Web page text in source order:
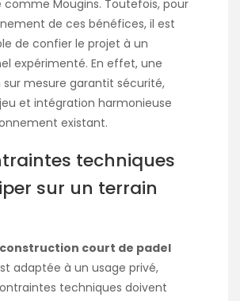
Mougins. Toutefois, pour
de ces bénéfices, il est
de confier le projet à un
expérimenté. En effet, une
mesure garantit sécurité,
et intégration harmonieuse
existant.
techniques
sur un terrain
construction court de padel
adaptée à un usage privé,
techniques doivent